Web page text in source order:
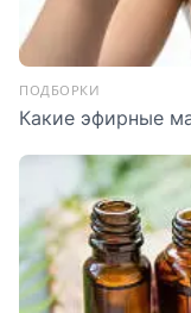
ПОДБОРКИ
Какие эфирные